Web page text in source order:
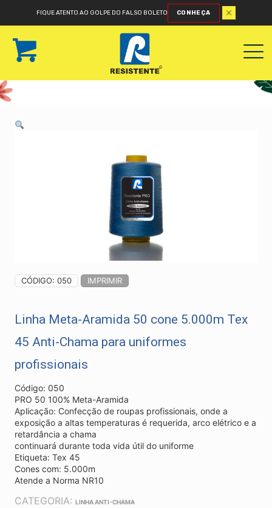
FIQUE ATENTO AO GOLPE DO FALSO BOLETO CONHEÇA
CÓDIGO: 050 IMPRIMIR
Linha Meta-Aramida 50 cone 5.000m Tex
45 Anti-Chama para uniformes
profissionais
Código: 050
PRO 50 100% Meta-Aramida
Aplicação: Confecção de roupas profissionais, onde a
exposição a altas temperaturas é requerida, arco elétrico e a
retardância a chama
continuará durante toda vida útil do uniforme
Etiqueta: Tex 45
Cones com: 5.000m
Atende a Norma NR10
CATEGORIA: LINHA ANTI-CHAMA